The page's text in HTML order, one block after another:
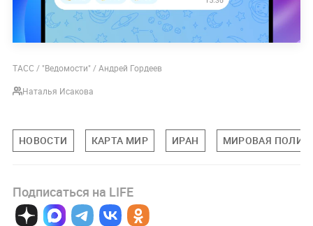
ТАСС / "Ведомости" / Андрей Гордеев
Наталья Исакова
НОВОСТИ КАРТА МИР ИРАН МИРОВАЯ
Подписаться на LIFE